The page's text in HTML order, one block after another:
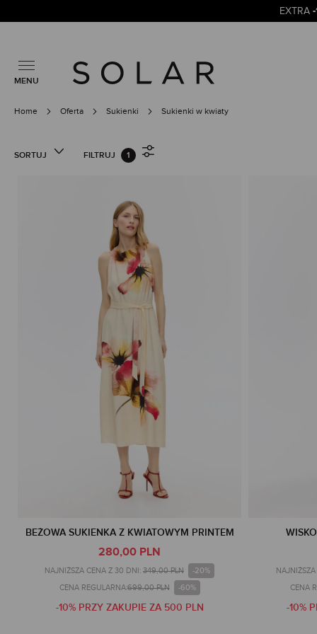
EXTRA
MENU
Home Oferta Sukienki Sukienki w kwiaty
SORTUJ FILTRUJ 1
BEŻOWA SUKIENKA Z KWIATOWYM PRINTEM
280,00 PLN
NAJNIŻSZA CENA Z 30 DNI: 349,00 PLN -20%
CENA REGULARNA:699,00 PLN -60%
-10% PRZY ZAKUPIE ZA 500 PLN
CENA
-10%